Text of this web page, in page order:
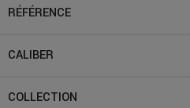
RÉFÉRENCE
CALIBER
COLLECTION